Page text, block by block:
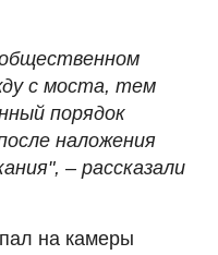
с моста, тем
порядок
наложения
– рассказали
на камеры